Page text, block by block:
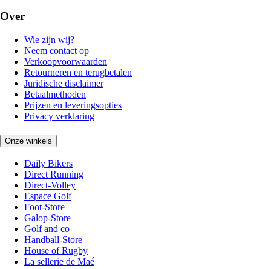
Over
Wie zijn wij?
Neem contact op
Verkoopvoorwaarden
Retourneren en terugbetalen
Juridische disclaimer
Betaalmethoden
Prijzen en leveringsopties
Privacy verklaring
Onze winkels
Daily Bikers
Direct Running
Direct-Volley
Espace Golf
Foot-Store
Galop-Store
Golf and co
Handball-Store
House of Rugby
La sellerie de Maé